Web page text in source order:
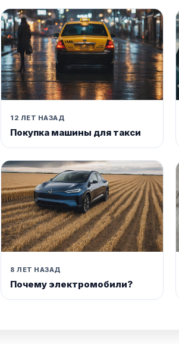
12 ЛЕТ НАЗАД
Покупка машины для такси
8 ЛЕТ НАЗАД
Почему электромобили?